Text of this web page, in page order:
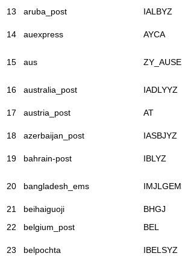
13
aruba_post IALBYZ
14
auexpress AYCA
15 aus ZY_AUSE
16
australia_post IADLYYZ
17
austria_post AT
18
azerbaijan_post IASBJYZ
19
bahrain-post IBLYZ
20 bangladesh_ems
21
beihaiguoji BHGJ
22
belgium_post BEL
23
belpochta IBELSYZ